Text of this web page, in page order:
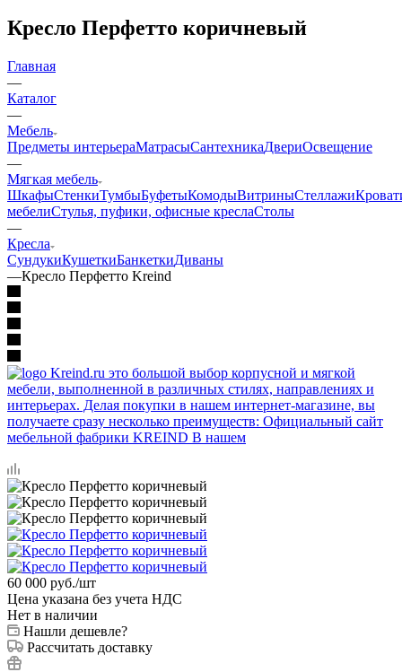
Кресло Перфетто коричневый
Главная
—
Каталог
—
Мебель
Предметы интерьераМатрасыСантехникаДвериОсвещение
—
Мягкая мебель
ШкафыСтенкиТумбыБуфетыКомодыВитриныСтеллажи
мебелиСтулья, пуфики, офисные креслаСтолы
—
Кресла
СундукиКушеткиБанкеткиДиваны
—Кресло Перфетто Kreind
60 000 руб./шт
Цена указана без учета НДС
Нет в наличии
Нашли дешевле?
Рассчитать доставку